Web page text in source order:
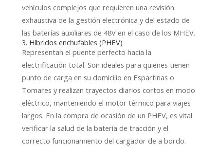
vehículos complejos que requieren una revisión
exhaustiva de la gestión electrónica y del estado de
las baterías auxiliares de 48V en el caso de los MHEV.
3. Híbridos enchufables (PHEV)
Representan el puente perfecto hacia la
electrificación total. Son ideales para quienes tienen
punto de carga en su domicilio en Espartinas o
Tomares y realizan trayectos diarios cortos en modo
eléctrico, manteniendo el motor térmico para viajes
largos. En la compra de ocasión de un PHEV, es vital
verificar la salud de la batería de tracción y el
correcto funcionamiento del cargador de a bordo.